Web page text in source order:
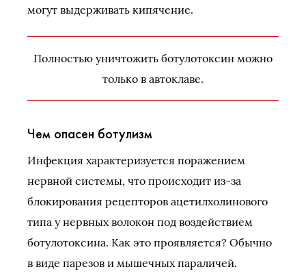
могут выдерживать кипячение.
Полностью уничтожить ботулотоксин можно
только в автоклаве.
Чем опасен ботулизм
Инфекция характеризуется поражением
нервной системы, что происходит из-за
блокирования рецепторов ацетилхолинового
типа у нервных волокон под воздействием
ботулотоксина. Как это проявляется? Обычно
в виде парезов и мышечных параличей.